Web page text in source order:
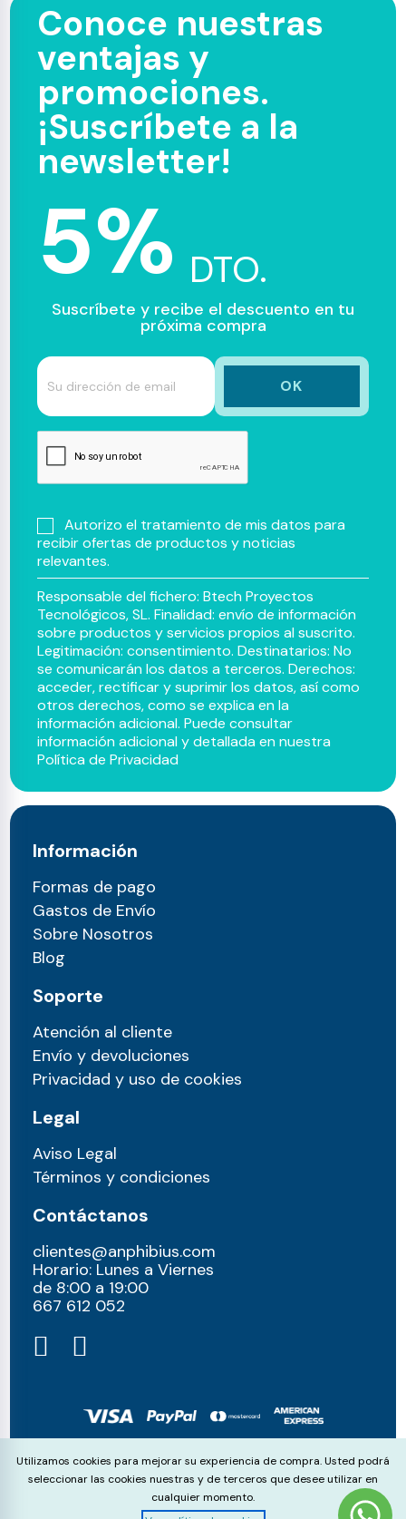
Conoce nuestras
ventajas y
promociones.
¡Suscríbete a la
newsletter!
5% DTO.
Suscríbete y recibe el descuento en tu
próxima compra
Autorizo el tratamiento de mis datos para
recibir ofertas de productos y noticias
relevantes.
Responsable del fichero: Btech Proyectos
Tecnológicos, SL. Finalidad: envío de información
sobre productos y servicios propios al suscrito.
Legitimación: consentimiento. Destinatarios: No
se comunicarán los datos a terceros. Derechos:
acceder, rectificar y suprimir los datos, así como
otros derechos, como se explica en la
información adicional. Puede consultar
información adicional y detallada en nuestra
Política de Privacidad
Información
Formas de pago
Gastos de Envío
Sobre Nosotros
Blog
Soporte
Atención al cliente
Envío y devoluciones
Privacidad y uso de cookies
Legal
Aviso Legal
Términos y condiciones
Contáctanos
clientes@anphibius.com
Horario: Lunes a Viernes
de 8:00 a 19:00
667 612 052​
© anphibius, 2026
Pago 100% seguros con:
Cookie Consent
Utilizamos cookies para mejorar su experiencia de compra. Usted podrá
seleccionar las cookies nuestras y de terceros que desee utilizar en
cualquier momento.